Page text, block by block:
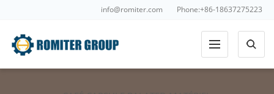
info@romiter.com Phone:+86-18637275223